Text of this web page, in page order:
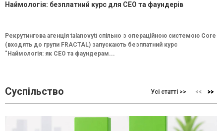
Наймологія: безплатний курс для CEO та фаундерів
Рекрутингова агенція talanovyti спільно з операційною системою Core
(входять до групи FRACTAL) запускають безплатний курс
"Наймологія: як СEO та фаундерам...
Суспільство Усі статті >>